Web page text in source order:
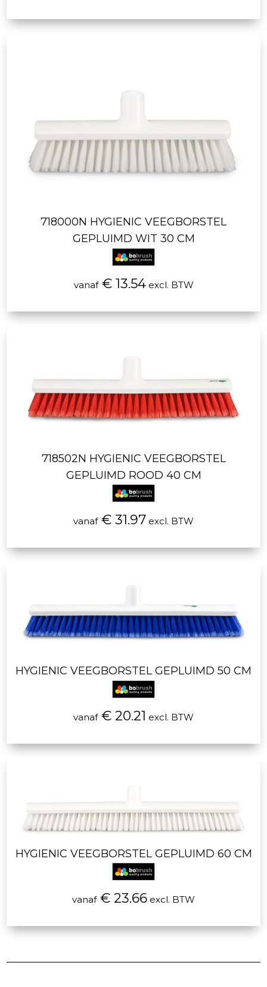
718000N HYGIENIC VEEGBORSTEL
GEPLUIMD WIT 30 CM
vanaf€ 13.54excl. BTW
718502N HYGIENIC VEEGBORSTEL
GEPLUIMD ROOD 40 CM
vanaf€ 31.97 excl. BTW
HYGIENIC VEEGBORSTEL GEPLUIMD 50 CM
vanaf€ 20.21 excl. BTW
HYGIENIC VEEGBORSTEL GEPLUIMD 60 CM
vanaf€ 23.66 excl. BTW